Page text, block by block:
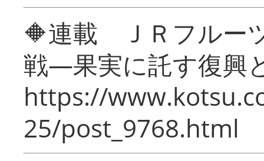
🔶連載 ＪＲフルー
戦―果実に託す復興
https://
25/post_9768.html